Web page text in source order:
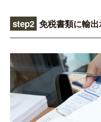
step2 免税書類に輸